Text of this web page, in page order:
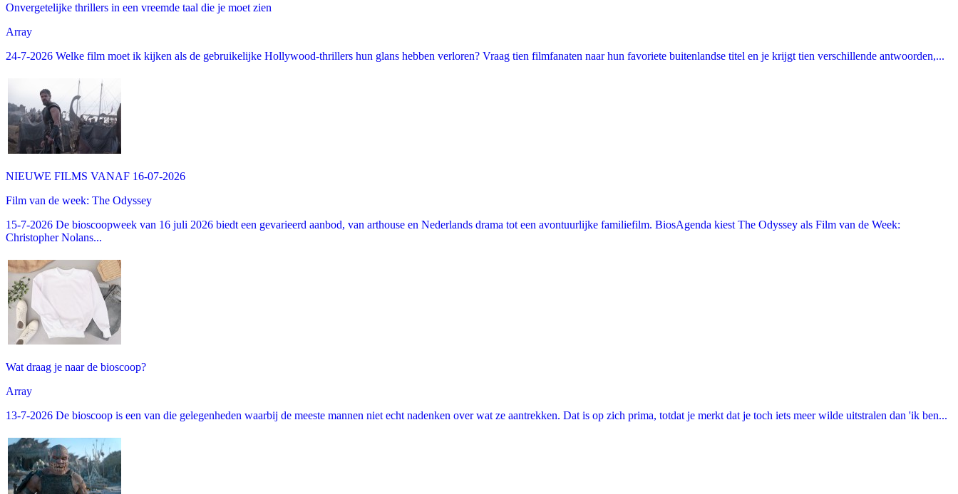
Onvergetelijke thrillers in een vreemde taal die je moet zien
Array
24-7-2026 Welke film moet ik kijken als de gebruikelijke Hollywood-thrillers hun glans hebben verloren? Vraag tien filmfanaten naar hun favoriete buitenlandse titel en je krijgt tien verschillende antwoorden,...
NIEUWE FILMS VANAF 16-07-2026
Film van de week: The Odyssey
15-7-2026 De bioscoopweek van 16 juli 2026 biedt een gevarieerd aanbod, van arthouse en Nederlands drama tot een avontuurlijke familiefilm. BiosAgenda kiest The Odyssey als Film van de Week:
Christopher Nolans...
Wat draag je naar de bioscoop?
Array
13-7-2026 De bioscoop is een van die gelegenheden waarbij de meeste mannen niet echt nadenken over wat ze aantrekken. Dat is op zich prima, totdat je merkt dat je toch iets meer wilde uitstralen dan 'ik ben...